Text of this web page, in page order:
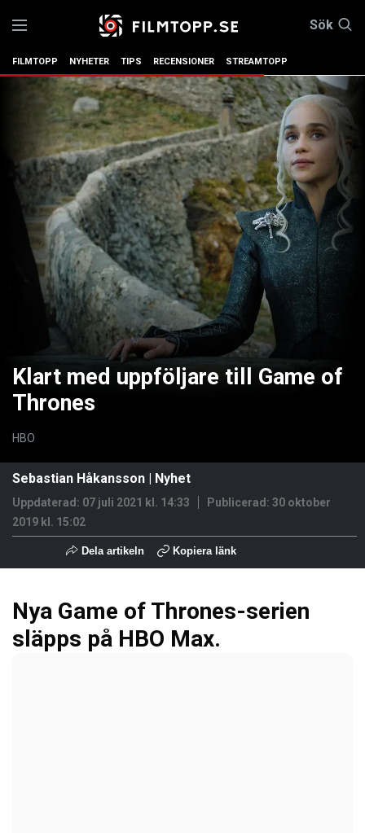
Sök
FILMTOPP NYHETER TIPS RECENSIONER STREAMTOPP
Klart med uppföljare till Game of
Thrones
HBO
Sebastian Håkansson | Nyhet
Uppdaterad: 07 juli 2021 kl. 14:33 Publicerad: 30 oktober
2019 kl. 15:02
Dela artikeln Kopiera länk
Nya Game of Thrones-serien
släpps på HBO Max.